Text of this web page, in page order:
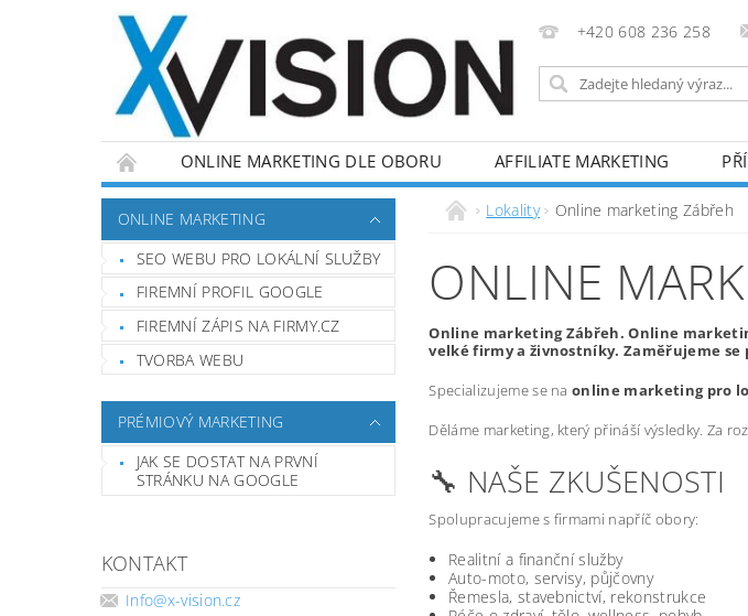
+420 608 236 258
ONLINE MARKETING DLE OBORU AFFILIATE MARKETING
ONLINE MARKETING
SEO WEBU PRO LOKÁLNÍ SLUŽBY
FIREMNÍ PROFIL GOOGLE
FIREMNÍ ZÁPIS NA FIRMY.CZ
TVORBA WEBU
PRÉMIOVÝ MARKETING
JAK SE DOSTAT NA PRVNÍ
STRÁNKU NA GOOGLE
KONTAKT
Info@x-vision.cz
Lokality Online marketing Zábřeh
ONLINE
Online marketing Zábřeh. Online
velké firmy a živnostníky. Zaměřujeme
Specializujeme se naonline marketing pro
Děláme marketing, který přináší výsledky. Za
🔧 NAŠE ZKUŠENOSTI
Spolupracujeme s firmami napříč obory:
Realitní a finanční služby
Auto-moto, servisy, půjčovny
Řemesla, stavebnictví, rekonstrukce